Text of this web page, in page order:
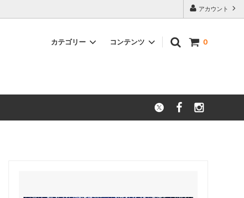
アカウント
0
カテゴリー
オーガニック 半袖
コンテンツ